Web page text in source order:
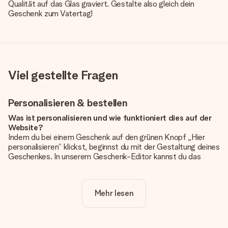
Qualität auf das Glas graviert. Gestalte also gleich dein
Geschenk zum Vatertag!
Viel gestellte Fragen
Personalisieren & bestellen
Was ist personalisieren und wie funktioniert dies auf der
Website?
Indem du bei einem Geschenk auf den grünen Knopf „Hier
personalisieren“ klickst, beginnst du mit der Gestaltung deines
Geschenkes. In unserem Geschenk-Editor kannst du das
noch eines unserer angebotenen Designs, um deinem
Geschenk die perfekte Ausstrahlung zu verleihen.
Mehr lesen